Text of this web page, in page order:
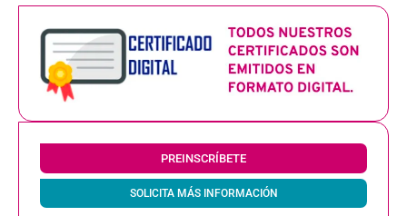
PREINSCRÍBETE
SOLICITA MÁS INFORMACIÓN